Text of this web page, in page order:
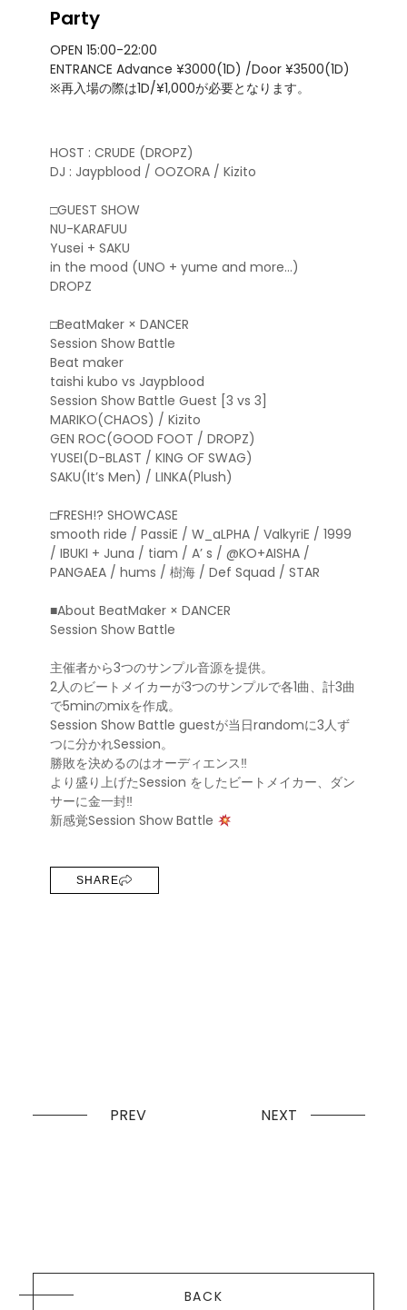
Party
OPEN 15:00-22:00
ENTRANCE Advance ¥3000(1D) /Door ¥3500(1D)
※再入場の際は1D/¥1,000が必要となります。
HOST : CRUDE (DROPZ)
DJ : Jaypblood / OOZORA / Kizito
□GUEST SHOW
NU-KARAFUU
Yusei + SAKU
in the mood (UNO + yume and more…)
DROPZ
□BeatMaker × DANCER
Session Show Battle
Beat maker
taishi kubo vs Jaypblood
Session Show Battle Guest [3 vs 3]
MARIKO(CHAOS) / Kizito
GEN ROC(GOOD FOOT / DROPZ)
YUSEI(D-BLAST / KING OF SWAG)
SAKU(It’s Men) / LINKA(Plush)
□FRESH!? SHOWCASE
smooth ride / PassiE / W_aLPHA / ValkyriE / 1999
/ IBUKI + Juna / tiam / A’ s / @KO+AISHA /
PANGAEA / hums / 樹海 / Def Squad / STAR
■About BeatMaker × DANCER
Session Show Battle
主催者から3つのサンプル音源を提供。
2人のビートメイカーが3つのサンプルで各1曲、計3曲
で5minのmixを作成。
Session Show Battle guestが当日randomに3人ず
つに分かれSession。
勝敗を決めるのはオーディエンス‼︎
より盛り上げたSession をしたビートメイカー、ダン
サーに金一封‼︎
新感覚Session Show Battle
SHARE
PREV NEXT
BACK